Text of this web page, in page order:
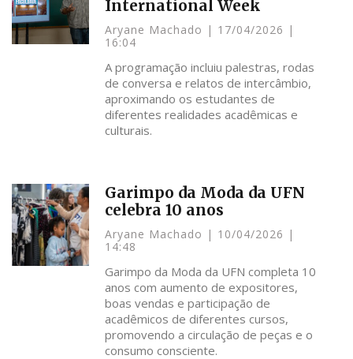
International Week
Aryane Machado
17/04/2026
16:04
A programação incluiu palestras, rodas
de conversa e relatos de intercâmbio,
aproximando os estudantes de
diferentes realidades acadêmicas e
culturais.
Garimpo da Moda da UFN
celebra 10 anos
Aryane Machado
10/04/2026
14:48
Garimpo da Moda da UFN completa 10
anos com aumento de expositores,
boas vendas e participação de
acadêmicos de diferentes cursos,
promovendo a circulação de peças e o
consumo consciente.